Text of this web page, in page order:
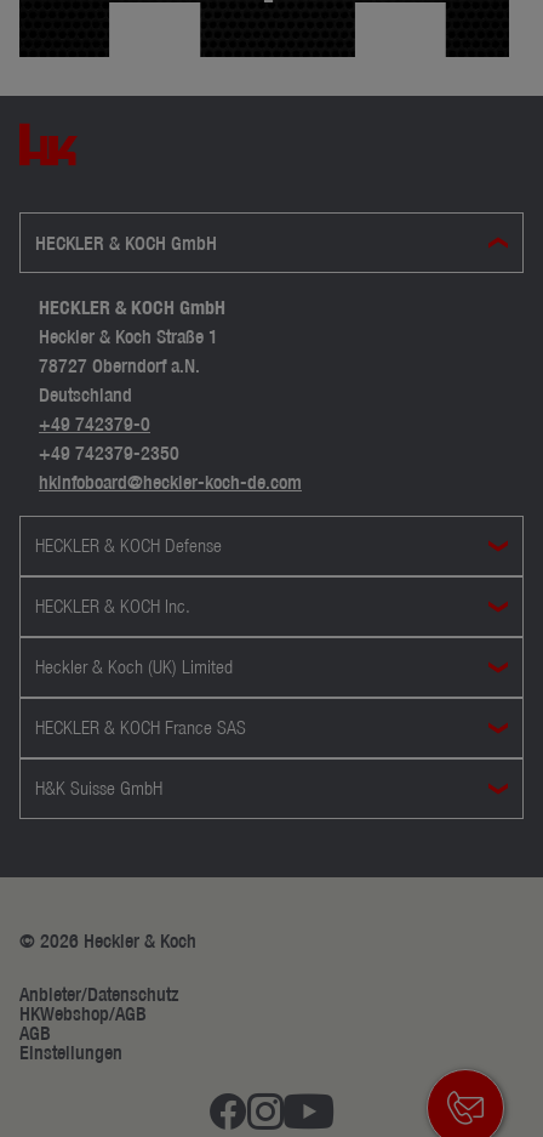
HECKLER & KOCH GmbH
HECKLER & KOCH GmbH
Heckler & Koch Straße 1
78727 Oberndorf a.N.
Deutschland
+49 742379-0
+49 742379-2350
hkinfoboard@heckler-koch-de.com
HECKLER & KOCH Defense
HECKLER & KOCH Inc.
Heckler & Koch (UK) Limited
HECKLER & KOCH France SAS
H&K Suisse GmbH
© 2026 Heckler & Koch
Anbieter/Datenschutz
HKWebshop/AGB
AGB
Einstellungen